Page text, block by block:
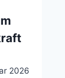
2026